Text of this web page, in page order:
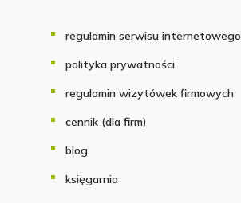
regulamin serwisu internetowego
polityka prywatności
regulamin wizytówek firmowych
cennik (dla firm)
blog
księgarnia